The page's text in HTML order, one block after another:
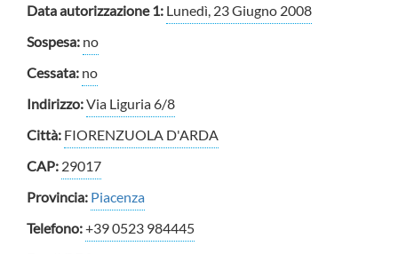
Data autorizzazione 1: Lunedì, 23 Giugno 2008
Sospesa: no
Cessata: no
Indirizzo:Via Liguria 6/8
Città: FIORENZUOLA D'ARDA
CAP: 29017
Provincia: Piacenza
Telefono:+39 0523 984445